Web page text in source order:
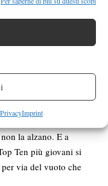
Imprint
mia taci: il più
numero 250 del
sia dovuto al fatto che
i Fab Four,
la alzano. E a
Ten più giovani si
via del vuoto che